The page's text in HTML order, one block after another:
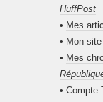
HuffPost
• Mes
• Mon
• Mes
• Compte